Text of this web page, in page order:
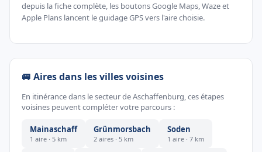
depuis la fiche complète, les boutons Google Maps, Waze et
Apple Plans lancent le guidage GPS vers l'aire choisie.
🚐 Aires dans les villes voisines
En itinérance dans le secteur de Aschaffenburg, ces étapes
voisines peuvent compléter votre parcours :
Mainaschaff
1 aire · 5 km
Grünmorsbach
2 aires · 5 km
Soden
1 aire · 7 km